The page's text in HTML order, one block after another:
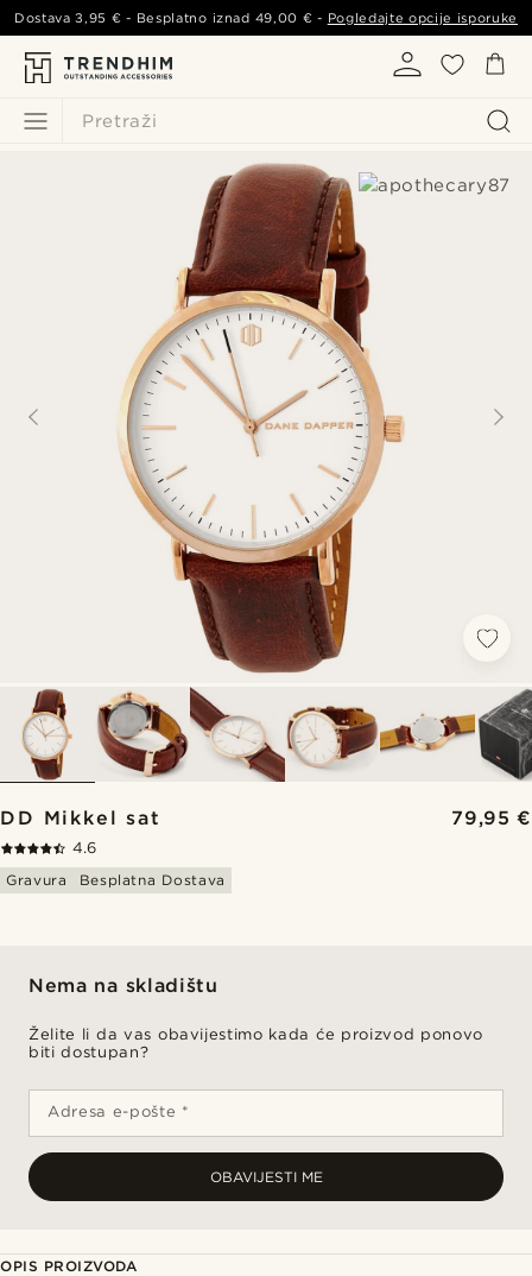
Pretraži
Dostava3,95 € - Besplatno iznad 49,00 € - Pogledajte opcije isporuke
DD Mikkel sat 79,95 €
4.6
Gravura
Besplatna Dostava
Nema na skladištu
Želite li da vas obavijestimo kada će proizvod ponovo
biti dostupan?
Adresa e-pošte *
OBAVIJESTI ME
OPIS PROIZVODA